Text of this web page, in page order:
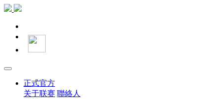
正式官方
关于联赛 聯絡人